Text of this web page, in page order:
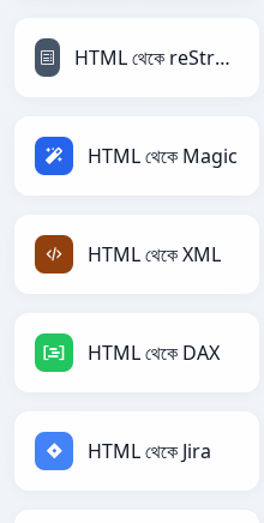
HTML থেকে reStructuredText
HTML থেকে Magic
HTML থেকে XML
HTML থেকে DAX
HTML থেকে Jira